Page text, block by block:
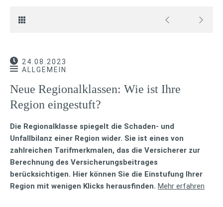
24.08.2023
ALLGEMEIN
Neue Regio­nal­klas­sen: Wie ist Ihre
Region ein­ge­stuft?
Die Regionalklasse spiegelt die Schaden- und
Unfallbilanz einer Region wider. Sie ist eines von
zahlreichen Tarifmerkmalen, das die Versicherer zur
Berechnung des Versicherungsbeitrages
berücksichtigen. Hier können Sie die Einstufung Ihrer
Region mit wenigen Klicks herausfinden. Mehr erfahren